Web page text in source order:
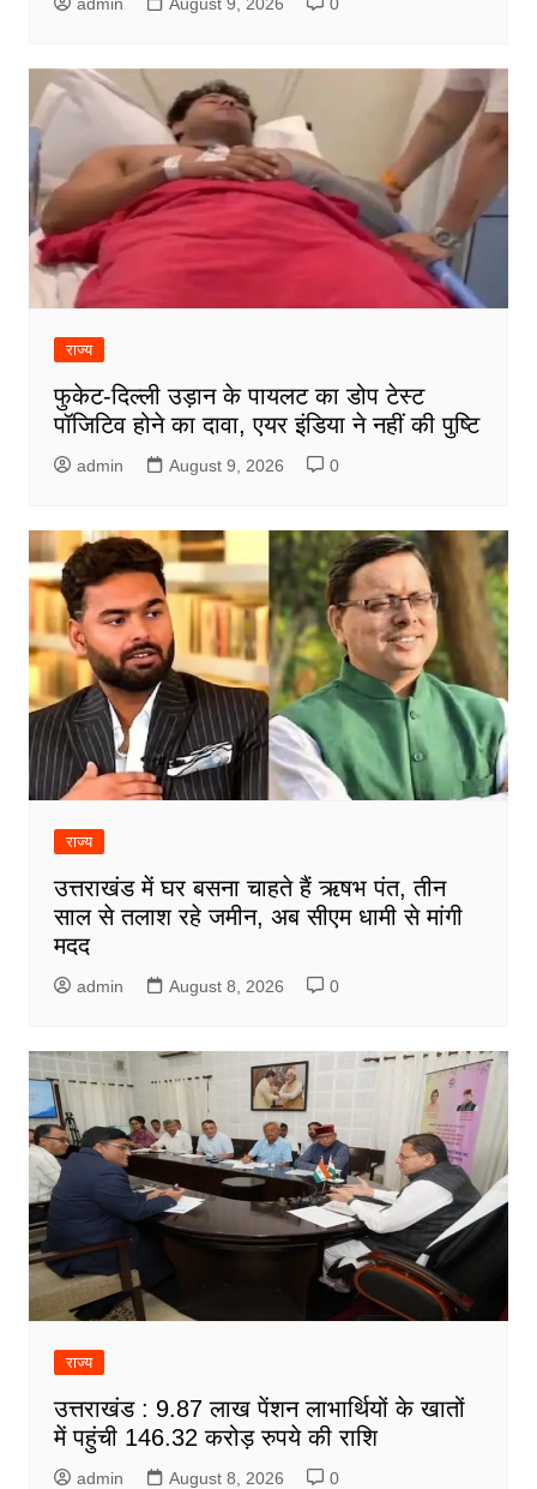
राज्य
फुकेट-दिल्ली उड़ान के पायलट का डोप टेस्ट
पॉजिटिव होने का दावा, एयर इंडिया ने नहीं की पुष्टि
admin August 9, 2026 0
राज्य
उत्तराखंड में घर बसना चाहते हैं ऋषभ पंत, तीन
साल से तलाश रहे जमीन, अब सीएम धामी से मांगी
मदद
admin August 8, 2026 0
राज्य
उत्तराखंड : 9.87 लाख पेंशन लाभार्थियों के खातों
में पहुंची 146.32 करोड़ रुपये की राशि
admin August 8, 2026 0